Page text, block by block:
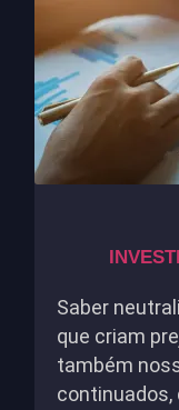
Saber
que criam
também
continuados,